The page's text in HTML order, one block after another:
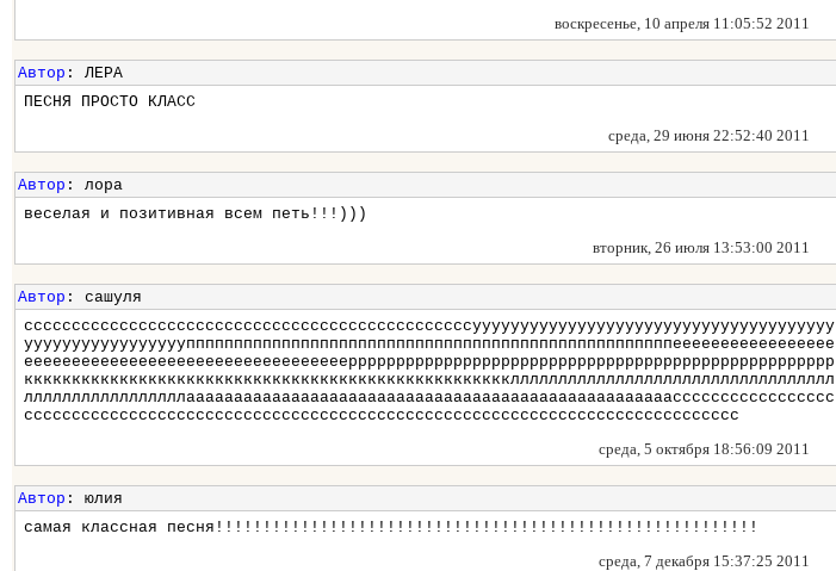
воскресенье, 10 апреля 11:05:52 2011
Автор : ЛЕРА
ПЕСНЯ ПРОСТО КЛАСС
среда, 29 июня 22:52:40 2011
Автор : лора
веселая и позитивная всем петь!!!)))
вторник, 26 июля 13:53:00 2011
Автор : сашуля
сссссссссссссссссссссссссссссссссссссссссссссссуууууууууууууууууууууууууууууууууууууу
ууууууууууууууууупппппппппппппппппппппппппппппппппппппппппппппппппппеееееееееееееееее
ееееееееееееееееееееееееееееееееееррррррррррррррррррррррррррррррррррррррррррррррррррр
ккккккккккккккккккккккккккккккккккккккккккккккккккклллллллллллллллллллллллллллллллллл
лллллллллллллллллааааааааааааааааааааааааааааааааааааааааааааааааааассссссссссссссссс
ссссссссссссссссссссссссссссссссссссссссссссссссссссссссссссссссссссссссссс
среда, 5 октября 18:56:09 2011
Автор : юлия
самая классная песня!!!!!!!!!!!!!!!!!!!!!!!!!!!!!!!!!!!!!!!!!!!!!!!!!!!!!!!!!
среда, 7 декабря 15:37:25 2011